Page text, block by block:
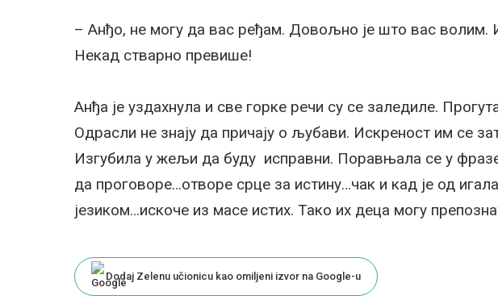
– Анђо, не могу да вас ређам. Довољно је што вас волим.
Некад стварно превише!
Анђа је уздахнула и све горке речи су се заледиле.
Одрасли не знају да причају о љубави. Искреност им се
Изгубила у жељи да буду исправни. Поравњала се у
да проговоре…отворе срце за истину…чак и кад је од
језиком…искоче из масе истих. Тако их деца могу
Dodaj Zelenu učionicu kao omiljeni izvor na Google-u